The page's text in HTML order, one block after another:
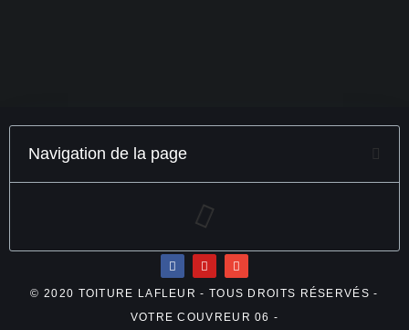
Navigation de la page
© 2020 TOITURE LAFLEUR - TOUS DROITS RÉSERVÉS -
VOTRE COUVREUR 06 -